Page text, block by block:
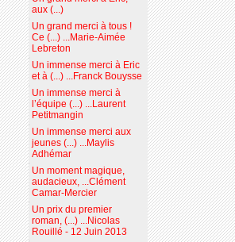
aux (...)
Un grand merci à tous !
Ce (...) ...Marie-Aimée
Lebreton
Un immense merci à Eric
et à (...) ...Franck Bouysse
Un immense merci à
l’équipe (...) ...Laurent
Petitmangin
Un immense merci aux
jeunes (...) ...Maylis
Adhémar
Un moment magique,
audacieux, ...Clément
Camar-Mercier
Un prix du premier
roman, (...) ...Nicolas
Rouillé - 12 Juin 2013